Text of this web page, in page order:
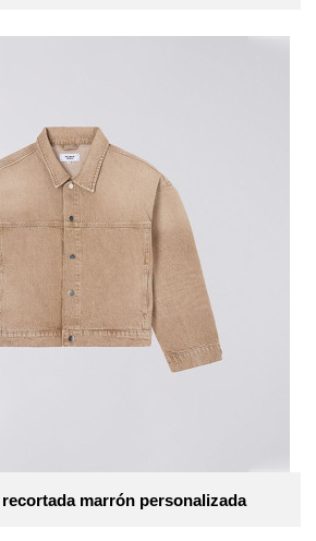
marrón personalizada